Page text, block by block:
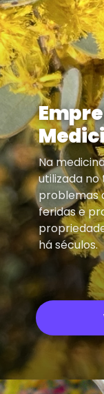
Na
utilizada
problemas
feridas e
há séculos.